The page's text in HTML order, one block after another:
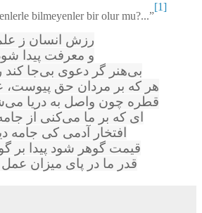
bilmeyenler bir olur mu?...”
[1]
رزش انسان ز
و معرفت پیدا
بی‌هنر گر دعوی بی‌جا
هر که بر مردان حق پیوست،
قطره چون واصل به دریا
ای‌ که بر ما می‌کنی از جامه
افتخار آدمی کی جامه
قیمت گوهر شود پیدا برِ
قدر ما در پای میزان عمل